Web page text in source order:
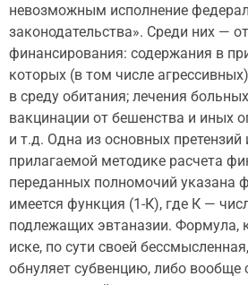
невозможным исполнение
законодательства». Среди них —
финансирования: содержания в
которых (в том числе
в среду обитания; лечения
вакцинации от бешенства и иных
и т.д. Одна из основных претензий
прилагаемой методике расчета
переданных полномочий указана
имеется функция (1-К), где К —
подлежащих эвтаназии. Формула,
иске, по сути своей
обнуляет субвенцию, либо вообще